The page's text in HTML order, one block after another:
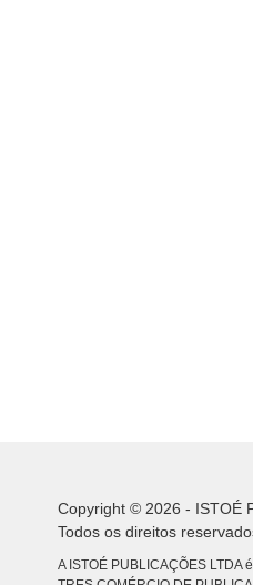
Copyright © 2026 - ISTOÉ
Todos os direitos
A ISTOÉ PUBLICAÇÕES